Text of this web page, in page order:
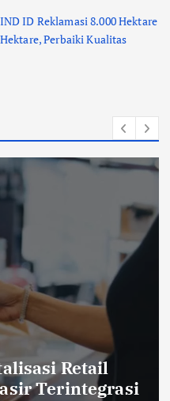
ID Reklamasi 8.000 Hektare
Perbaiki Kualitas
Momentum